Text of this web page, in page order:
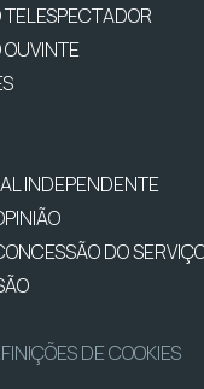
OUVINTE
INDEPENDENTE
DO
DE COOKIES